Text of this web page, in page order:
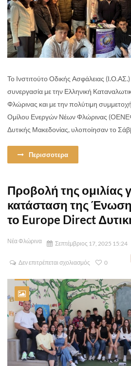
Το Ινστιτούτο Οδικής Ασφάλειας
συνεργασία με την Ελληνική
Φλώρινας και με την πολύτιμη
Ομίλου Ενεργών Νέων Φλώρινας
Δυτικής Μακεδονίας, υλοποίησαν το
Περισσοτερα
Προβολή της ομιλίας
κατάσταση της
το Europe Direct
Νέα Φλώρινα Σεπτέμβριος 17, 2025 15:24
Δεν επιτρέπεται σχολιασμός 0